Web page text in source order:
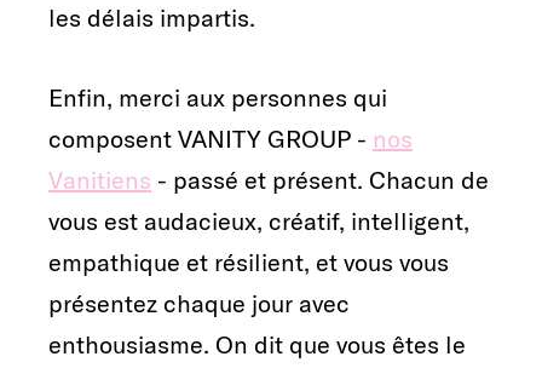
les délais impartis.
Enfin, merci aux personnes qui
composent VANITY GROUP - nos
Vanitiens - passé et présent. Chacun de
vous est audacieux, créatif, intelligent,
empathique et résilient, et vous vous
présentez chaque jour avec
enthousiasme. On dit que vous êtes le